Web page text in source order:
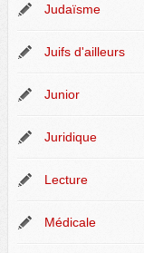
Judaïsme
Juifs d'ailleurs
Junior
Juridique
Lecture
Médicale